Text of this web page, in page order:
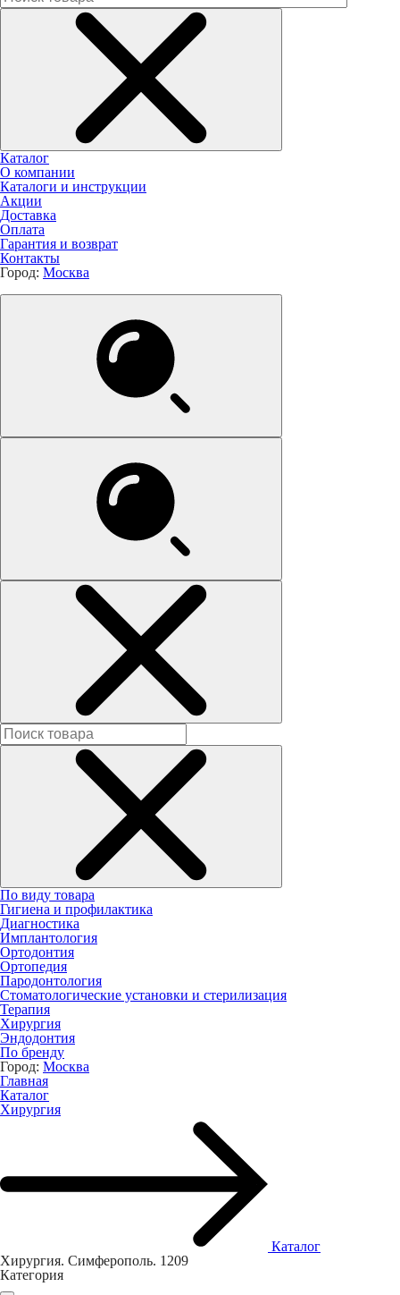
Каталог
О компании
Каталоги и инструкции
Акции
Доставка
Оплата
Гарантия и возврат
Контакты
Город: Москва
По виду товара
Гигиена и профилактика
Диагностика
Имплантология
Ортодонтия
Ортопедия
Пародонтология
Стоматологические установки и стерилизация
Терапия
Хирургия
Эндодонтия
По бренду
Город: Москва
Главная
Каталог
Хирургия
Каталог
Хирургия. Симферополь. 1209
Категория